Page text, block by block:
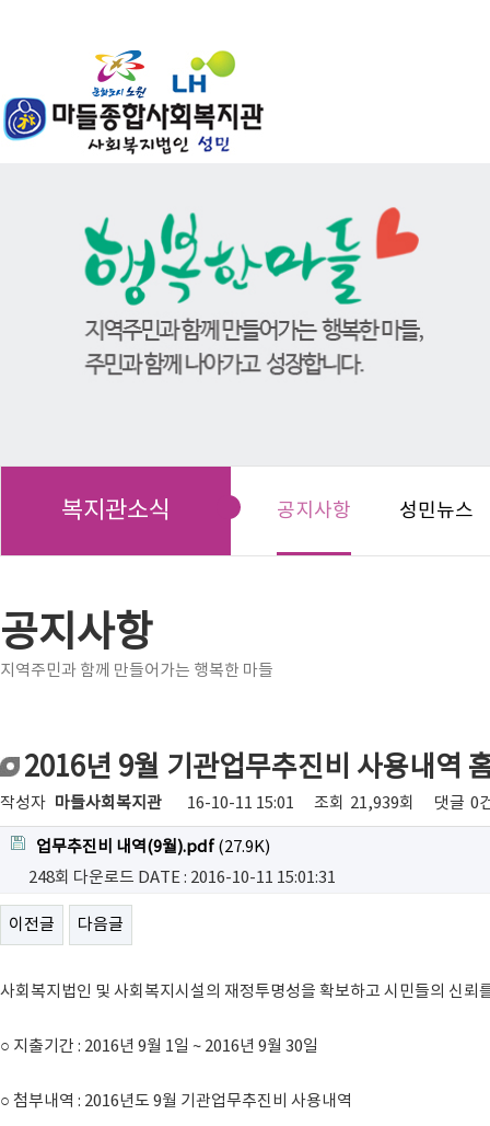
복지관소식 공지사항 성민뉴스
공지사항
지역주민과 함께 만들어가는 행복한 마들
2016년 9월 기관업무추진비 사용내역
작성자 마들사회복지관 16-10-11 15:01 조회 21,939회 댓글 0
업무추진비 내역(9월).pdf (27.9K)
248회 다운로드 DATE : 2016-10-11 15:01:31
이전글 다음글
사회복지법인 및 사회복지시설의 재정투명성을 확보하고 시민들의 신
○ 지출기간 : 2016년 9월 1일 ~ 2016년 9월 30일
○ 첨부내역 : 2016년도 9월 기관업무추진비 사용내역